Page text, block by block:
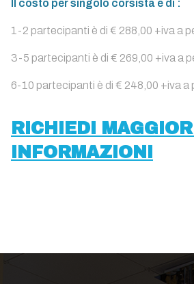
Il costo per singolo corsista è di :
1-2 partecipanti è di € 288,00 +iva a
3-5 partecipanti è di € 269,00 +iva a
6-10 partecipanti è di € 248,00 +iva a
RICHIEDI MAGGIORI
INFORMAZIONI